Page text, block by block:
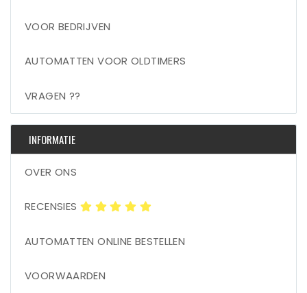
VOOR BEDRIJVEN
AUTOMATTEN VOOR OLDTIMERS
VRAGEN ??
INFORMATIE
OVER ONS
RECENSIES
AUTOMATTEN ONLINE BESTELLEN
VOORWAARDEN